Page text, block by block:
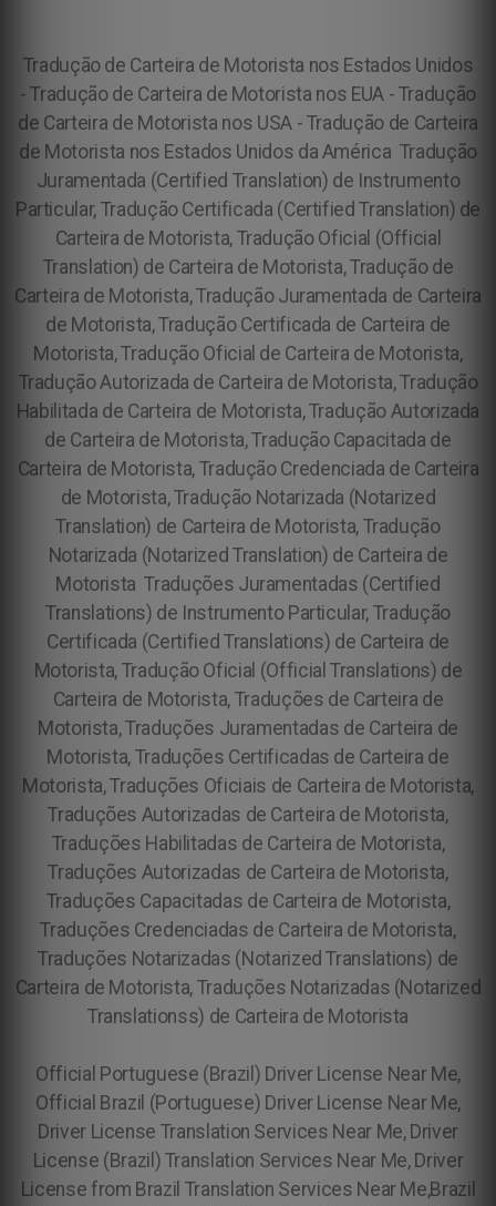
Tradução de Carteira de Motorista nos Estados Unidos
- Tradução de Carteira de Motorista nos EUA - Tradução
de Carteira de Motorista nos USA - Tradução de Carteira
de Motorista nos Estados Unidos da América Tradução
Juramentada (Certified Translation) de Instrumento
Particular, Tradução Certificada (Certified Translation) de
Carteira de Motorista, Tradução Oficial (Official
Translation) de Carteira de Motorista, Tradução de
Carteira de Motorista, Tradução Juramentada de Carteira
de Motorista, Tradução Certificada de Carteira de
Motorista, Tradução Oficial de Carteira de Motorista,
Tradução Autorizada de Carteira de Motorista, Tradução
Habilitada de Carteira de Motorista, Tradução Autorizada
de Carteira de Motorista, Tradução Capacitada de
Carteira de Motorista, Tradução Credenciada de Carteira
de Motorista, Tradução Notarizada (Notarized
Translation) de Carteira de Motorista, Tradução
Notarizada (Notarized Translation) de Carteira de
Motorista Traduções Juramentadas (Certified
Translations) de Instrumento Particular, Tradução
Certificada (Certified Translations) de Carteira de
Motorista, Tradução Oficial (Official Translations) de
Carteira de Motorista, Traduções de Carteira de
Motorista, Traduções Juramentadas de Carteira de
Motorista, Traduções Certificadas de Carteira de
Motorista, Traduções Oficiais de Carteira de Motorista,
Traduções Autorizadas de Carteira de Motorista,
Traduções Habilitadas de Carteira de Motorista,
Traduções Autorizadas de Carteira de Motorista,
Traduções Capacitadas de Carteira de Motorista,
Traduções Credenciadas de Carteira de Motorista,
Traduções Notarizadas (Notarized Translations) de
Carteira de Motorista, Traduções Notarizadas (Notarized
Translationss) de Carteira de Motorista
Official Portuguese (Brazil) Driver License Near Me,
Official Brazil (Portuguese) Driver License Near Me,
Driver License Translation Services Near Me, Driver
License (Brazil) Translation Services Near Me, Driver
License from Brazil Translation Services Near Me,Brazil